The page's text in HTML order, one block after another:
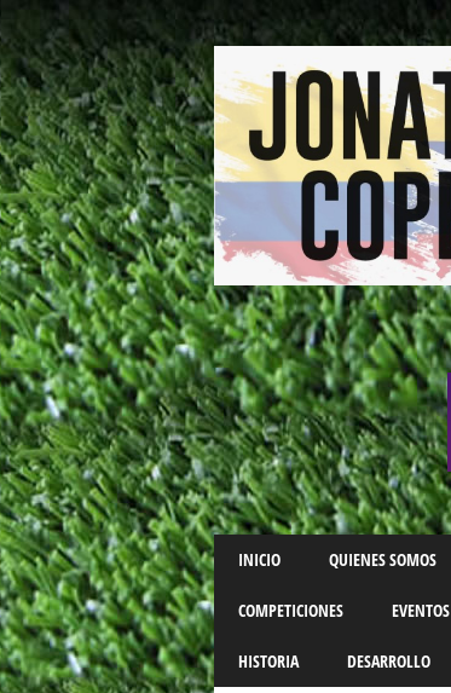
Main menu
Skip
to
content
INICIO QUIENES SOMOS
COMPETICIONES EVENTOS
HISTORIA DESARROLLO